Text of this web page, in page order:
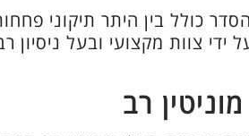
כולל בין היתר תיקוני
ידי צוות מקצועי ובעל
רב